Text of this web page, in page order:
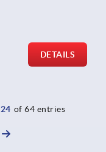
DETAILS
24 of 64 entries